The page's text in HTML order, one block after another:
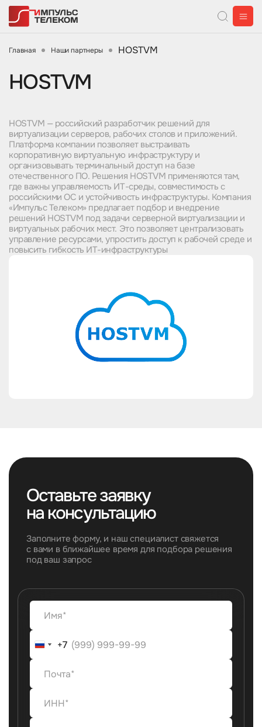
Главная Наши партнеры HOSTVM
HOSTVM
HOSTVM — российский разработчик решений для
виртуализации серверов, рабочих столов и приложений.
Платформа компании позволяет выстраивать
корпоративную виртуальную инфраструктуру и
организовывать терминальный доступ на базе
отечественного ПО. Решения HOSTVM применяются там,
где важны управляемость ИТ-среды, совместимость с
российскими ОС и устойчивость инфраструктуры. Компания
«Импульс Телеком» предлагает подбор и внедрение
решений HOSTVM под задачи серверной виртуализации и
виртуальных рабочих мест. Это позволяет централизовать
управление ресурсами, упростить доступ к рабочей среде и
повысить гибкость ИТ-инфраструктуры
Оставьте заявку
на консультацию
Заполните форму, и наш специалист свяжется
с вами в ближайшее время для подбора решения
под ваш запрос
+7
+7